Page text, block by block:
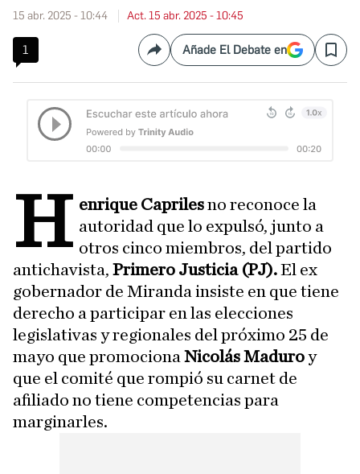
15 abr. 2025 - 10:44 Act. 15 abr. 2025 - 10:45
1 CompartirAñade El Debate en Save
H enrique Caprilesno reconoce la
autoridad que lo expulsó, junto a
otros cinco miembros, del partido
antichavista, Primero Justicia (PJ).El ex
gobernador de Miranda insiste en que tiene
derecho a participar en las elecciones
legislativas y regionales del próximo 25 de
mayo que promociona Nicolás Maduroy
que el comité que rompió su carnet de
afiliado no tiene competencias para
marginarles.